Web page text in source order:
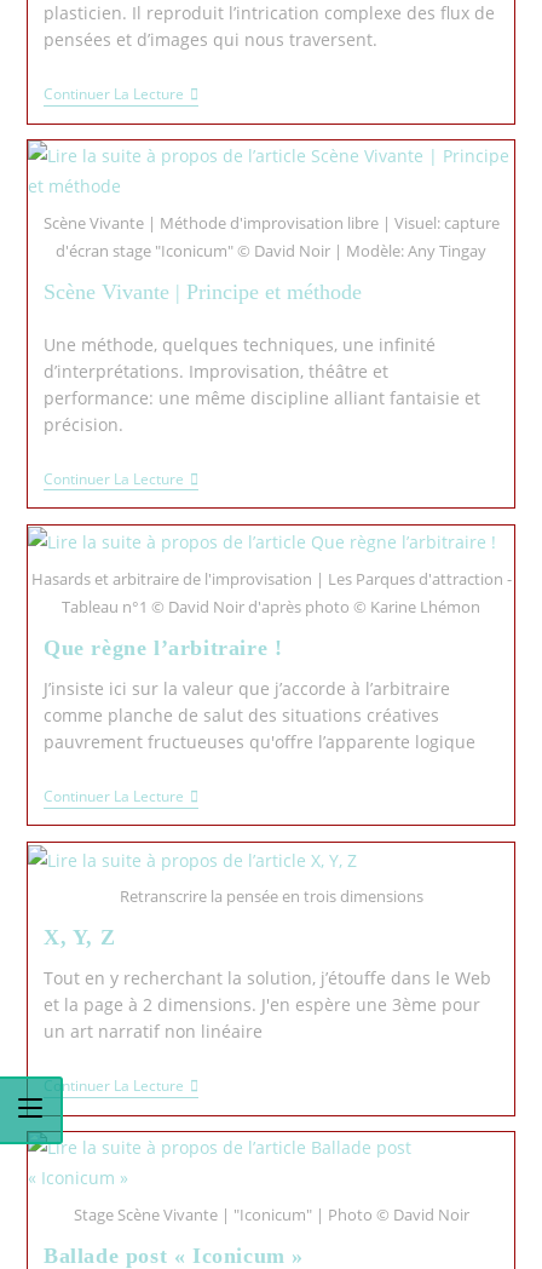
plasticien. Il reproduit l’intrication complexe des flux de
pensées et d’images qui nous traversent.
Continuer La Lecture
Scène Vivante | Méthode d'improvisation libre | Visuel: capture
d'écran stage "Iconicum" © David Noir | Modèle: Any Tingay
Scène Vivante | Principe et méthode
Une méthode, quelques techniques, une infinité
d’interprétations. Improvisation, théâtre et
performance: une même discipline alliant fantaisie et
précision.
Continuer La Lecture
Hasards et arbitraire de l'improvisation | Les Parques d'attraction -
Tableau n°1 © David Noir d'après photo © Karine Lhémon
Que règne l’arbitraire !
J’insiste ici sur la valeur que j’accorde à l’arbitraire
comme planche de salut des situations créatives
pauvrement fructueuses qu'offre l’apparente logique
Continuer La Lecture
Retranscrire la pensée en trois dimensions
X, Y, Z
Tout en y recherchant la solution, j’étouffe dans le Web
et la page à 2 dimensions. J'en espère une 3ème pour
un art narratif non linéaire
Continuer La Lecture
Stage Scène Vivante | "Iconicum" | Photo © David Noir
Ballade post « Iconicum »